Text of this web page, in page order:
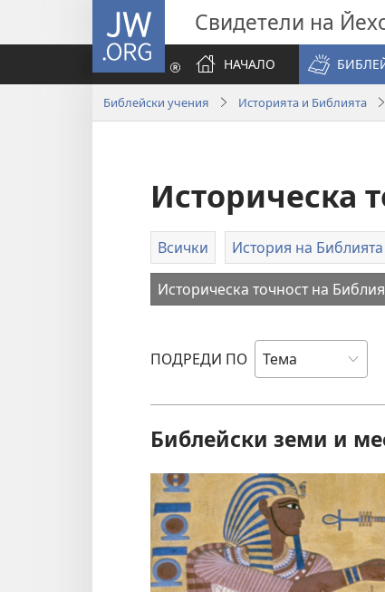
JW.ORG Свидетели на
НАЧАЛО
Библейски учения Историята и Библията
Историческа
Всички История на Библията
Историческа точност на
ПОДРЕДИ ПО
Библейски земи и